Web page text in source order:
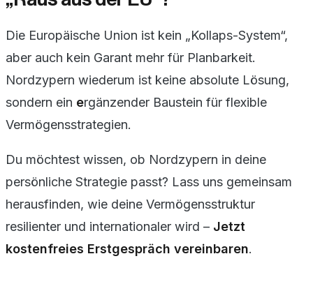
Die Europäische Union ist kein „Kollaps-System“,
aber auch kein Garant mehr für Planbarkeit.
Nordzypern wiederum ist keine absolute Lösung,
sondern ein ergänzender Baustein für flexible
Vermögensstrategien.
Du möchtest wissen, ob Nordzypern in deine
persönliche Strategie passt? Lass uns gemeinsam
herausfinden, wie deine Vermögensstruktur
resilienter und internationaler wird – Jetzt
kostenfreies Erstgespräch vereinbaren.